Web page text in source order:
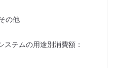
の他
テムの用途別消費額：